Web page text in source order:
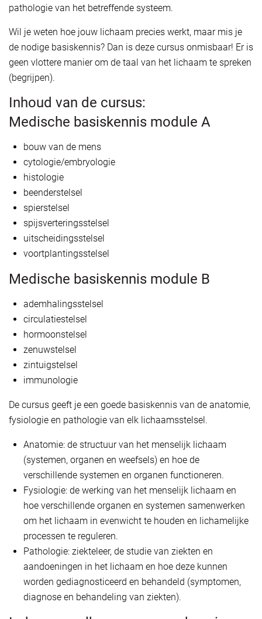
pathologie van het betreffende systeem.
Wil je weten hoe jouw lichaam precies werkt, maar mis je
de nodige basiskennis? Dan is deze cursus onmisbaar! Er is
geen vlottere manier om de taal van het lichaam te spreken
(begrijpen).
Inhoud van de cursus:
Medische basiskennis module A
bouw van de mens
cytologie/embryologie
histologie
beenderstelsel
spierstelsel
spijsverteringsstelsel
uitscheidingsstelsel
voortplantingsstelsel
Medische basiskennis module B
ademhalingsstelsel
circulatiestelsel
hormoonstelsel
zenuwstelsel
zintuigstelsel
immunologie
De cursus geeft je een goede basiskennis van de anatomie,
fysiologie en pathologie van elk lichaamsstelsel.
Anatomie: de structuur van het menselijk lichaam
(systemen, organen en weefsels) en hoe de
verschillende systemen en organen functioneren.
Fysiologie: de werking van het menselijk lichaam en
hoe verschillende organen en systemen samenwerken
om het lichaam in evenwicht te houden en lichamelijke
processen te reguleren.
Pathologie: ziekteleer, de studie van ziekten en
aandoeningen in het lichaam en hoe deze kunnen
worden gediagnosticeerd en behandeld (symptomen,
diagnose en behandeling van ziekten).